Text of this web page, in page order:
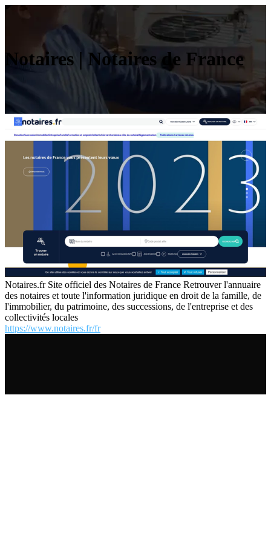
Notaires | Notaires de France
Notaires.fr Site officiel des Notaires de France Retrouver l'annuaire
des notaires et toute l'information juridique en droit de la famille, de
l'immobilier, du patrimoine, des successions, de l'entreprise et des
collectivités locales
https://www.notaires.fr/fr